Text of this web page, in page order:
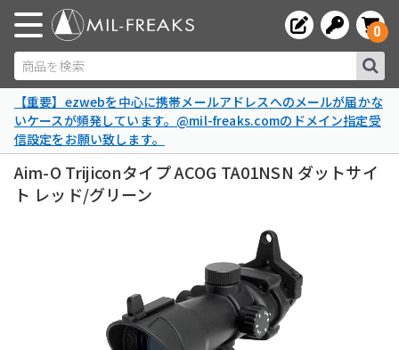
商品を検索
0
【重要】ezwebを中心に携帯メールアドレスへのメールが届かな
いケースが頻発しています。@mil-freaks.comのドメイン指定受
信設定をお願い致します。
Aim-O Trijiconタイプ ACOG TA01NSN ダットサイ
ト レッド/グリーン